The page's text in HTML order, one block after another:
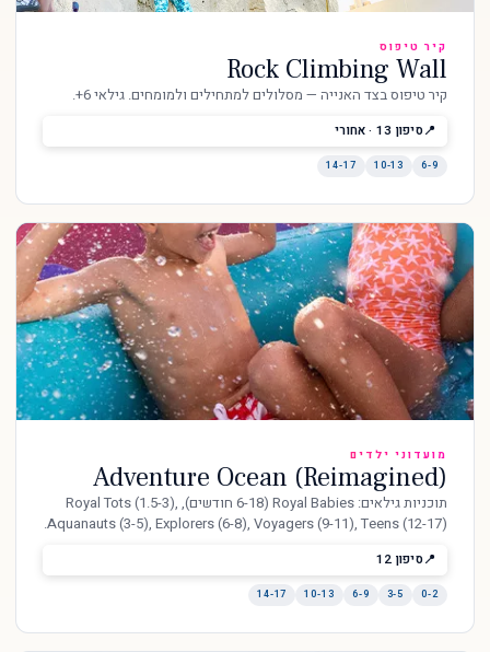
קיר טיפוס
Rock Climbing Wall
קיר טיפוס בצד האנייה — מסלולים למתחילים ולמומחים. גילאי 6+.
סיפון 13 · אחורי
6-9
10-13
14-17
מועדוני ילדים
Adventure Ocean (Reimagined)
תוכניות גילאים: Royal Babies (6-18 חודשים), Royal Tots (1.5-3),
Aquanauts (3-5), Explorers (6-8), Voyagers (9-11), Teens (12-17).
סיפון 12
0-2
3-5
6-9
10-13
14-17